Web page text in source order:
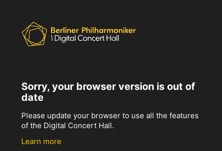
Sorry, your browser version is out of
date
Please update your browser to use all the features
of the Digital Concert Hall.
Learn more